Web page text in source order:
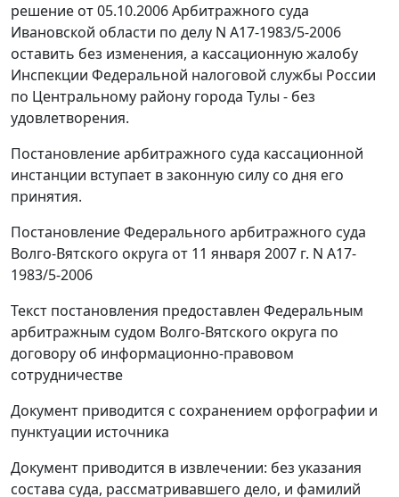
решение от 05.10.2006 Арбитражного суда
Ивановской области по делу N А17-1983/5-2006
оставить без изменения, а кассационную жалобу
Инспекции Федеральной налоговой службы России
по Центральному району города Тулы - без
удовлетворения.
Постановление арбитражного суда кассационной
инстанции вступает в законную силу со дня его
принятия.
Постановление Федерального арбитражного суда
Волго-Вятского округа от 11 января 2007 г. N А17-
1983/5-2006
Текст постановления предоставлен Федеральным
арбитражным судом Волго-Вятского округа по
договору об информационно-правовом
сотрудничестве
Документ приводится с сохранением орфографии и
пунктуации источника
Документ приводится в извлечении: без указания
состава суда, рассматривавшего дело, и фамилий